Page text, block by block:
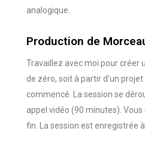
analogique.
Production de
Travaillez avec moi pour créer
de zéro, soit à partir d’un
commencé. La session se
appel vidéo (90 minutes).
fin. La session est enregistrée